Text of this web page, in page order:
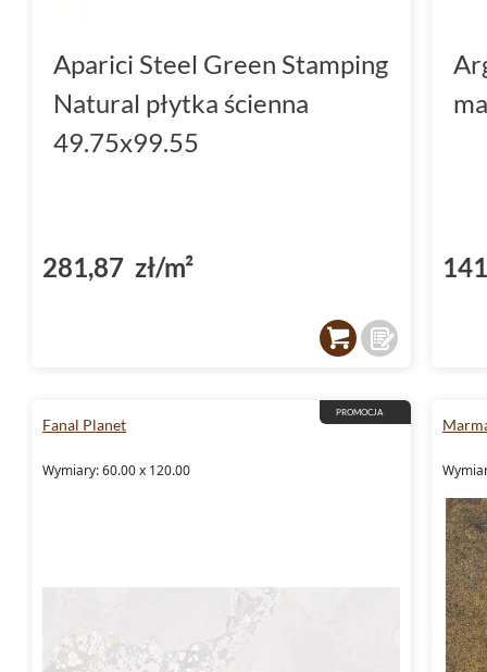
Aparici Steel Green Stamping
Natural płytka ścienna
49.75x99.55
281,87 zł/m²
PROMOCJA
Fanal Planet
Wymiary: 60.00 x 120.00